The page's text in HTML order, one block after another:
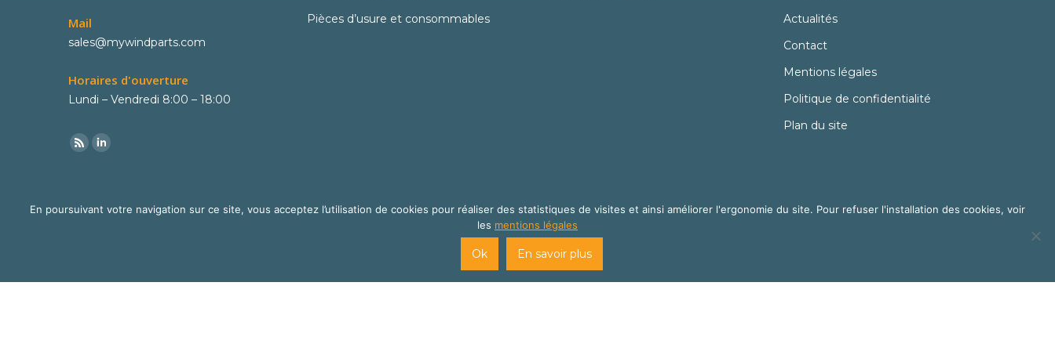
Mail
sales@mywindparts.com
Horaires d'ouverture
Lundi – Vendredi 8:00 – 18:00
Pièces d’usure et consommables
Actualités
Contact
Mentions légales
Politique de confidentialité
Plan du site
site internet créé parCats Eye Design | Agence web Aveyron Londres
En poursuivant votre navigation sur ce site, vous acceptez l’utilisation de cookies pour réaliser des statistiques de visites et ainsi améliorer l'ergonomie du site. Pour refuser l'installation des cookies, voir
les mentions légales
Ok En savoir plus